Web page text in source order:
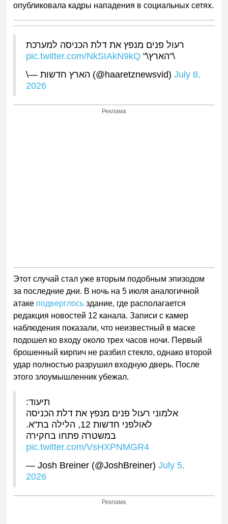
опубликовала кадры нападения в социальных сетях.
רעול פנים מנפץ את דלת הכניסה למערכת
\"הארץ\" pic.twitter.com/NkSIAkN9kQ
\— הארץ חדשות (@haaretznewsvid)July 8,
2026
Реклама
Этот случай стал уже вторым подобным эпизодом
за последние дни. В ночь на 5 июля аналогичной
атаке подверглось здание, где располагается
редакция новостей 12 канала. Записи с камер
наблюдения показали, что неизвестный в маске
подошел ко входу около трех часов ночи. Первый
брошенный кирпич не разбил стекло, однако второй
удар полностью разрушил входную дверь. После
этого злоумышленник убежал.
תיעוד:
אלמוני רעול פנים מנפץ את דלת הכניסה
לאולפני חדשות 12, הלילה בת"א.
במשטרה פתחו בחקירה
pic.twitter.com/VsHXPNMGR4
— Josh Breiner (@JoshBreiner)July 5,
2026
Реклама